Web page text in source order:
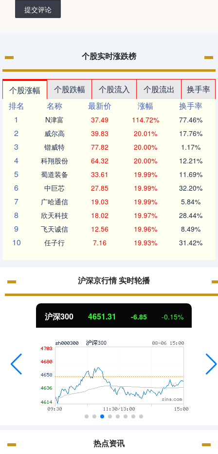
提交评论
个股实时涨跌榜
个股涨幅 个股跌幅 个股流入 个股流出
换手率
排名
名称 最新价 涨幅
换手率
1
N津富 37.49 114.72% 77.46%
2 威尔高 39.83 20.01% 17.76%
3 锴威特 77.82 20.00% 1.17%
4 科翔股份 64.32 20.00% 12.21%
5 蜀道装备 33.61 19.99% 11.69%
6 中巨芯 27.85 19.99% 32.20%
7 广哈通信 19.03 19.99% 5.84%
8 欣天科技 18.02 19.97% 28.44%
9 飞天诚信 12.56 19.96% 8.49%
10 任子行 7.16 19.93% 31.42%
沪深京行情 实时轮播
北证50 1122.88
热点资讯